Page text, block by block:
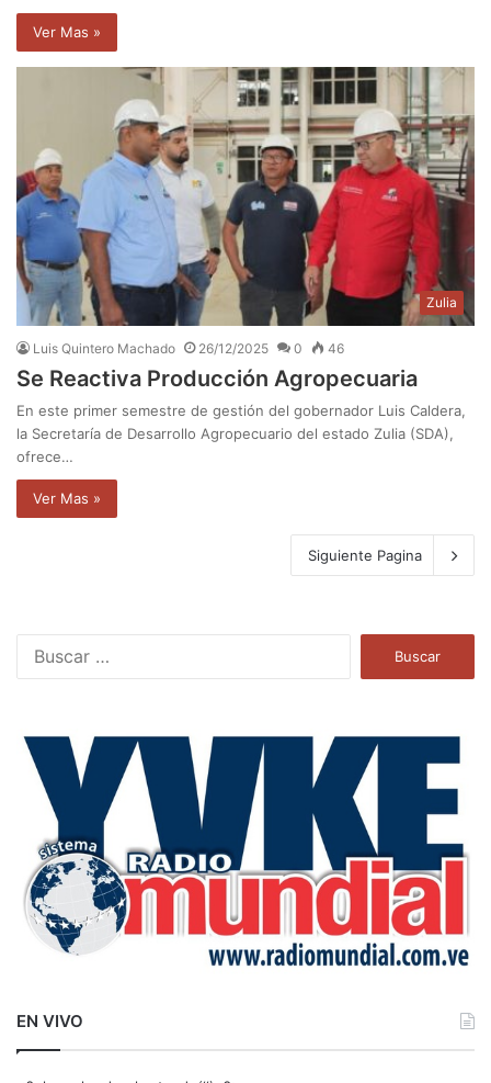
Ver Mas »
Zulia
Luis Quintero Machado 26/12/2025 0 46
Se Reactiva Producción Agropecuaria
En este primer semestre de gestión del gobernador Luis Caldera,
la Secretaría de Desarrollo Agropecuario del estado Zulia (SDA),
ofrece…
Ver Mas »
Siguiente Pagina
a
EN VIVO